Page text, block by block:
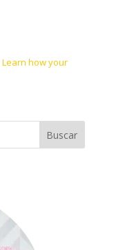
Learn how your